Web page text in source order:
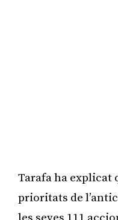
Tarafa ha explicat
prioritats de